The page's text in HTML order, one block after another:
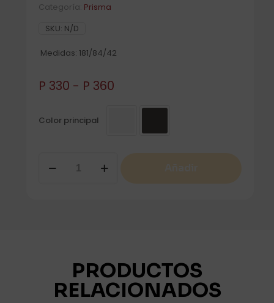
Categoría: Prisma
SKU: N/D
Medidas: 181/84/42
P 330 - P 360
precios:
P 330
Color principal
APARADOR
PRODUCTOS
RELACIONADOS